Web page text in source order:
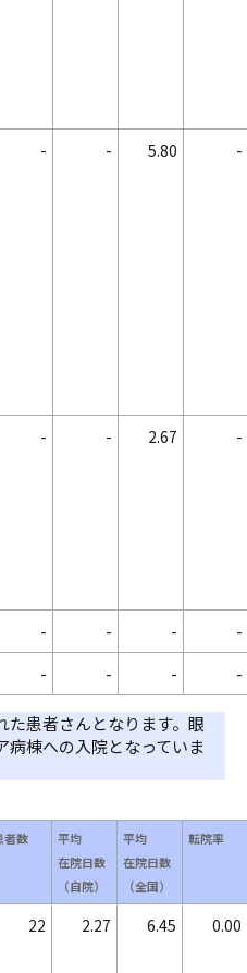
- - 5.80 -
- - 2.67 -
- - -
-
- - - -
た患者さんとなります。眼
棟への入院となっていま
者数
平均
在院日数
（自院）
平均
在院日数
（全国）
転院率
22 2.27 6.45 0.00